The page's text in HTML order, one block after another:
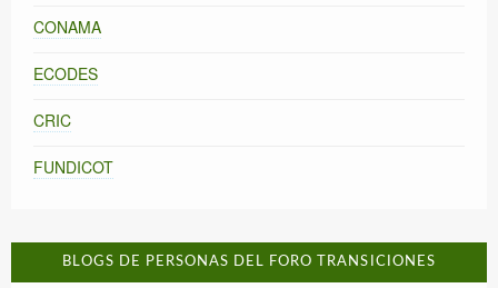
CONAMA
ECODES
CRIC
FUNDICOT
BLOGS DE PERSONAS DEL FORO TRANSICIONES